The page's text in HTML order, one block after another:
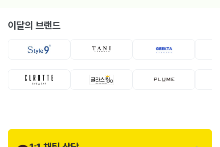
뿔테 뿔테
이달의 브랜드